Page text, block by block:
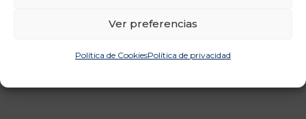
Ver preferencias
Política de CookiesPolítica de privacidad